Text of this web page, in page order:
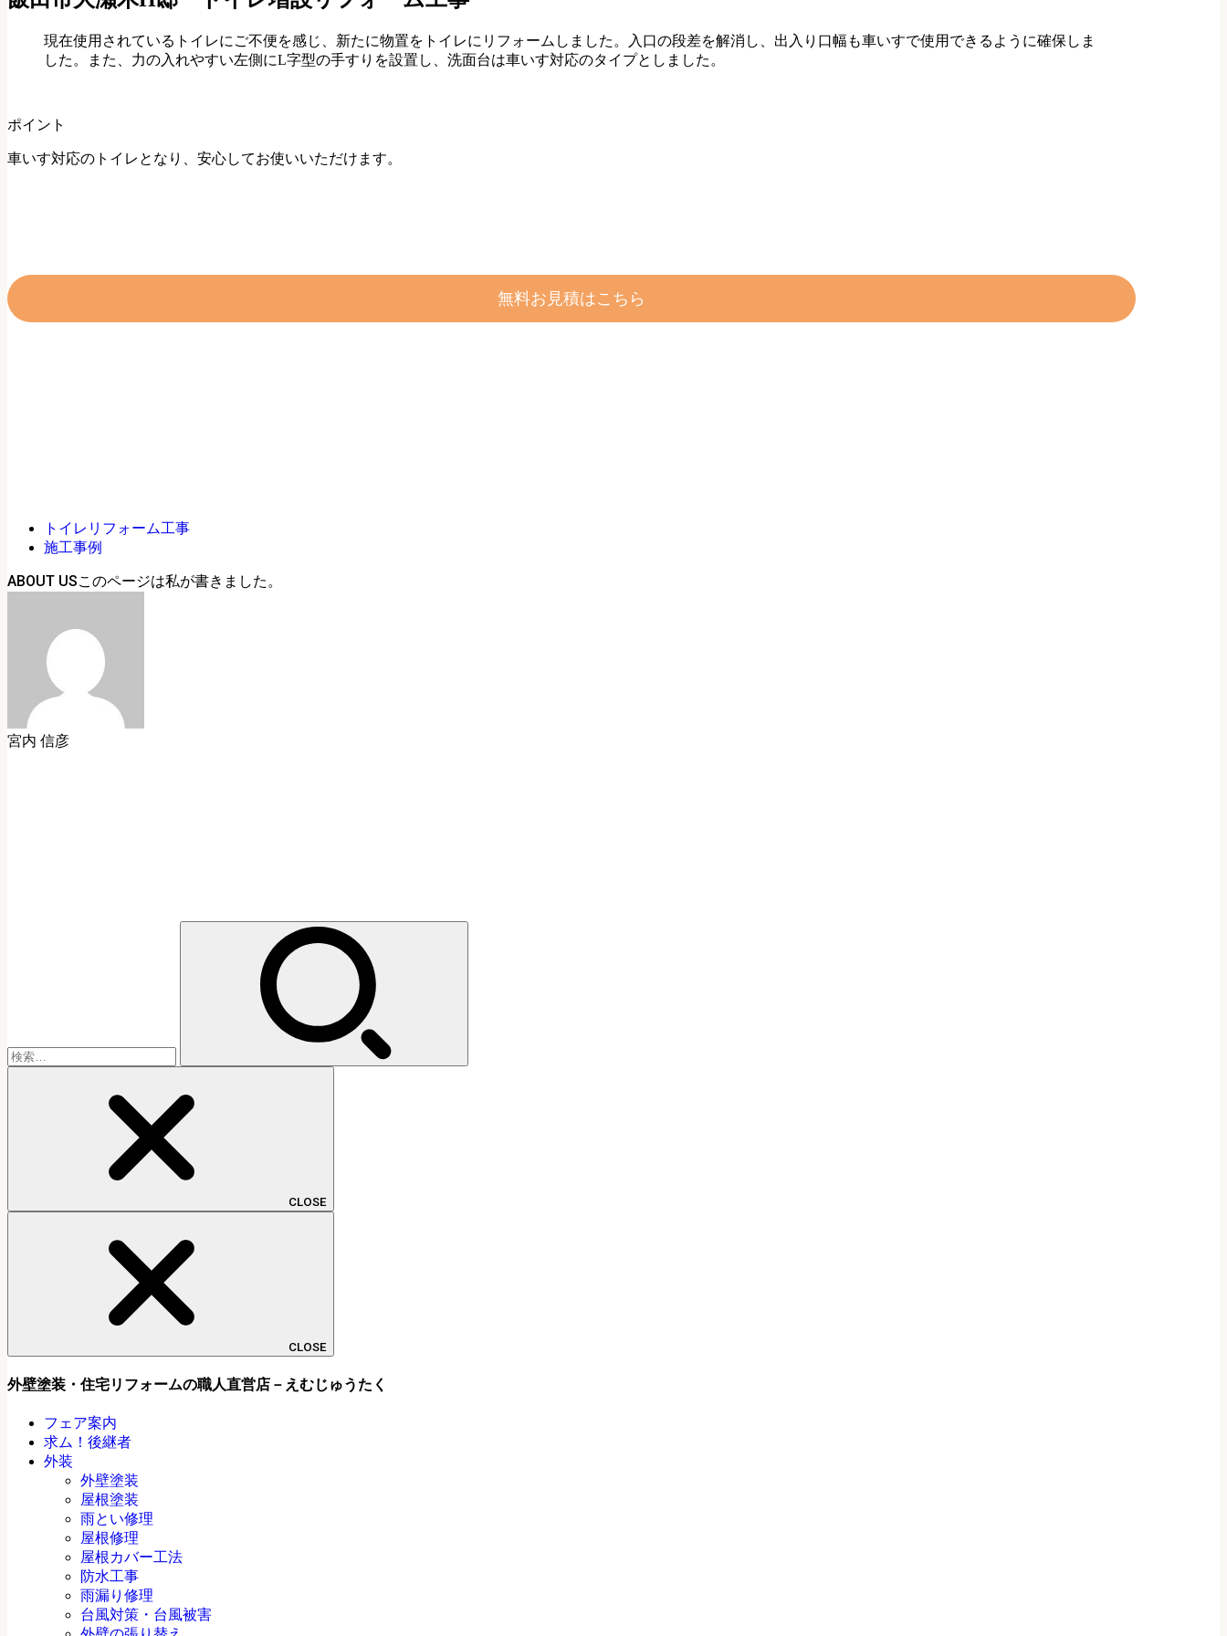
現在使用されているトイレにご不便を感じ、新たに物置をトイレにリフォームしました。入口の段差を解消し、出入り口幅も車いすで使用できるように確保しま
した。また、力の入れやすい左側にL字型の手すりを設置し、洗面台は車いす対応のタイプとしました。
ポイント
車いす対応のトイレとなり、安心してお使いいただけます。
無料お見積はこちら
トイレリフォーム工事
施工事例
ABOUT US
宮内 信彦
CLOSE
CLOSE
外壁塗装・住宅リフォームの職人直営店－えむじゅうたく
フェア案内
求ム！後継者
外装
外壁塗装
屋根塗装
雨とい修理
屋根修理
屋根カバー工法
防水工事
雨漏り修理
台風対策・台風被害